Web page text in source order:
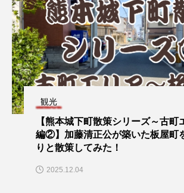
観光
【熊本城下町散策シリーズ～古町
編②】加藤清正公が築いた板屋町
りと散策してみた！
2025.12.04